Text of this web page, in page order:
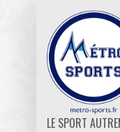
LE SPORT